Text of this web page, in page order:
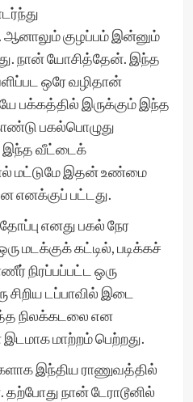
ஆனாலும் குழப்பம் இன்னும்
நான் யோசித்தேன். இந்த
ஒரே வழிதான்
பக்கத்தில் இருக்கும் இந்த
பகல்பொழுது
இந்த வீட்டைக்
மட்டுமே இதன் உண்மை
எனக்குப் பட்டது.
எனது பகல் நேர
மடக்குக் கட்டில், படிக்கச்
நிரப்பப்பட்ட ஒரு
டப்பாவில் இடை
நிலக்கடலை என
மாற்றம் பெற்றது.
இந்திய ராணுவத்தில்
தற்போது நான் டேராடூனில்